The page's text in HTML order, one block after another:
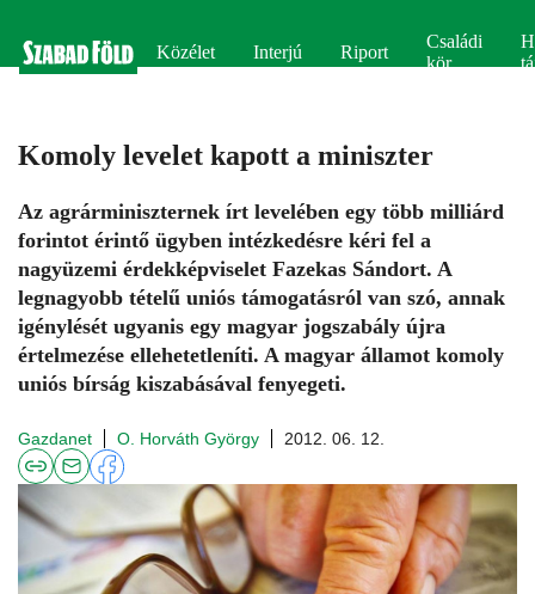
Közélet Interjú Riport
Családi
kör
Komoly levelet kapott a miniszter
Az agrárminiszternek írt levelében egy több milliárd
forintot érintő ügyben intézkedésre kéri fel a
nagyüzemi érdekképviselet Fazekas Sándort. A
legnagyobb tételű uniós támogatásról van szó, annak
igénylését ugyanis egy magyar jogszabály újra
értelmezése ellehetetleníti. A magyar államot komoly
uniós bírság kiszabásával fenyegeti.
Gazdanet O. Horváth György 2012. 06. 12.